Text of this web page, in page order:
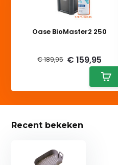
Oase BioMaster2 250
€ 189,95 € 159,95
Recent bekeken